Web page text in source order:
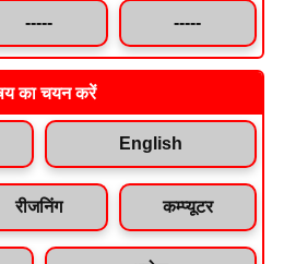
----- -----
का चयन करें
English
रीजनिंग कम्प्यूटर